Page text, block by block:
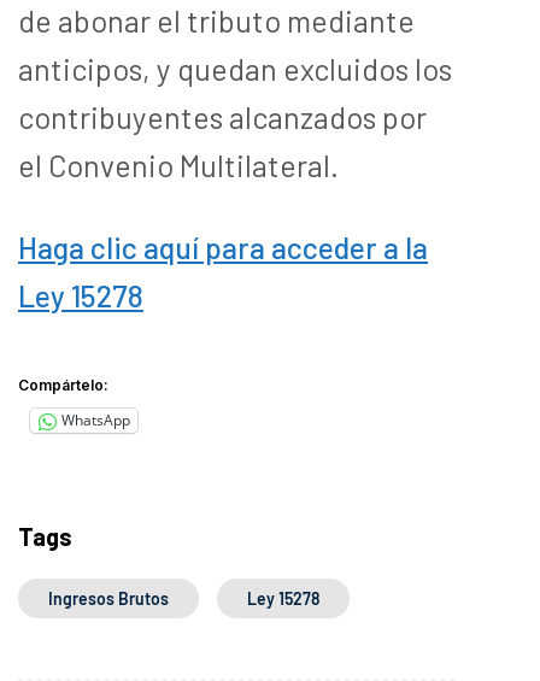
de abonar el tributo mediante
anticipos, y quedan excluidos los
contribuyentes alcanzados por
el Convenio Multilateral.
Haga clic aquí para acceder a la
Ley 15278
Compártelo:
WhatsApp
Tags
Ingresos Brutos Ley 15278